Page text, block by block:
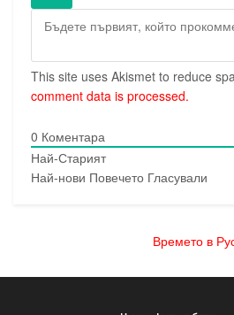
This site uses Akismet to reduce
comment data is processed.
0 Коментара
Най-Старият
Най-нови Повечето Гласували
Времето в